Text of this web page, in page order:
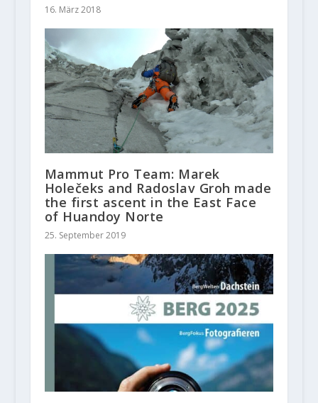
16. März 2018
Mammut Pro Team: Marek
Holečeks and Radoslav Groh made
the first ascent in the East Face
of Huandoy Norte
25. September 2019